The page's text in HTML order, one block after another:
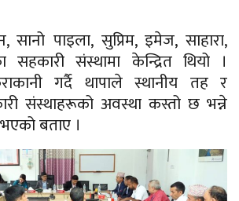
पाइला, सुप्रिम, इमेज, साहारा,
सहकारी संस्थामा केन्द्रित थियो ।
गर्दै थापाले स्थानीय तह र
संस्थाहरूको अवस्था कस्तो छ भन्ने
बताए ।